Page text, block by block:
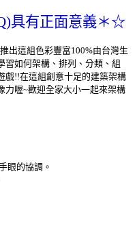
具有正面意義＊☆
出這組色彩豐富100%由台灣生
習如何架構、排列、分類、組
戲!!在這組創意十足的建築架構
力喔~歡迎全家大小一起來架構
眼的協調。